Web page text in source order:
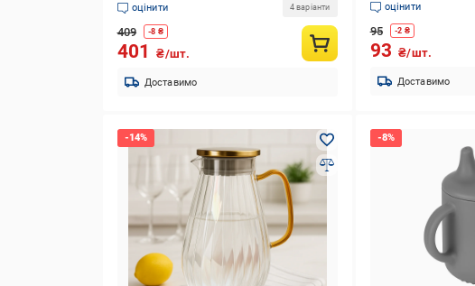
оцінити 4 варіанти
409 -8 ₴
401 ₴/шт.
Доставимо
оцінити
95 -2 ₴
93 ₴/шт.
Доставимо